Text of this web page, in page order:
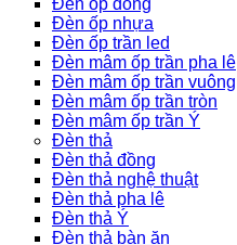
Đèn ốp đồng
Đèn ốp nhựa
Đèn ốp trần led
Đèn mâm ốp trần pha lê
Đèn mâm ốp trần vuông
Đèn mâm ốp trần tròn
Đèn mâm ốp trần Ý
Đèn thả
Đèn thả đồng
Đèn thả nghệ thuật
Đèn thả pha lê
Đèn thả Ý
Đèn thả bàn ăn